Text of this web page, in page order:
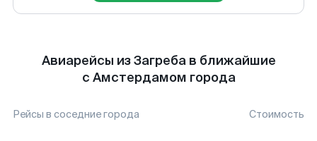
Авиарейсы из Загреба в ближайшие
с Амстердамом города
Рейсы в соседние города Стоимость